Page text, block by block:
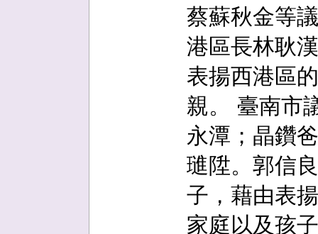
蔡蘇秋金等
港區長林耿
表揚西港區
親。 臺南市
永潭；晶鑽
璡陞。郭信
子，藉由表
家庭以及孩